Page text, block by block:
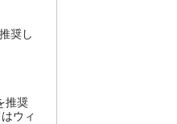
奨し
推奨
ウィ